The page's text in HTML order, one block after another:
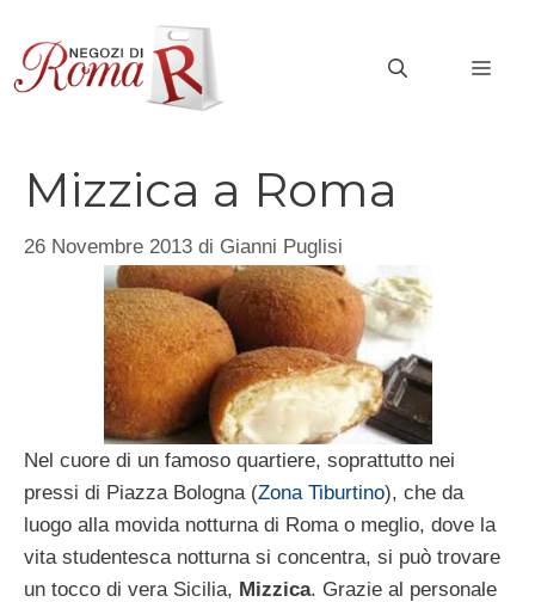
contenuto
Mizzica a Roma
26 Novembre 2013 di Gianni Puglisi
Nel cuore di un famoso quartiere, soprattutto nei
pressi di Piazza Bologna (Zona Tiburtino), che da
luogo alla movida notturna di Roma o meglio, dove la
vita studentesca notturna si concentra, si può trovare
un tocco di vera Sicilia, Mizzica. Grazie al personale